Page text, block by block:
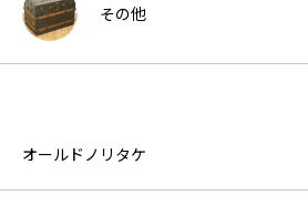
その他
オールドノリタケ